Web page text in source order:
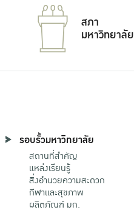
สภา
มหาวิทยาลัย
รอบรั้วมหาวิทยาลัย
สถานที่สำคัญ
แหล่งเรียนรู้
สิ่งอำนวยความสะดวก
กีฬาและสุขภาพ
ผลิตภัณฑ์ มก.